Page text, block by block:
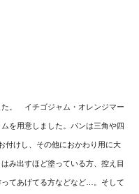
た。 イチゴジャム・オレンジマー
を用意しました。 パンは三角や四
付けし、その他におかわり用に大
み出すほど塗っている方、 控え目
てあげてる方などなど…。 そして